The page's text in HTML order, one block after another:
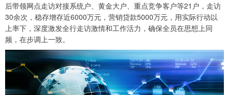
后带领网点走访对接系统户、黄金大户、重点竞争客户等21户，走访
30余次，稳存增存近6000万元，营销贷款5000万元，用实际行动以
上率下，深度激发全行走访激情和工作活力，确保全员在思想上同
频，在步调上一致。